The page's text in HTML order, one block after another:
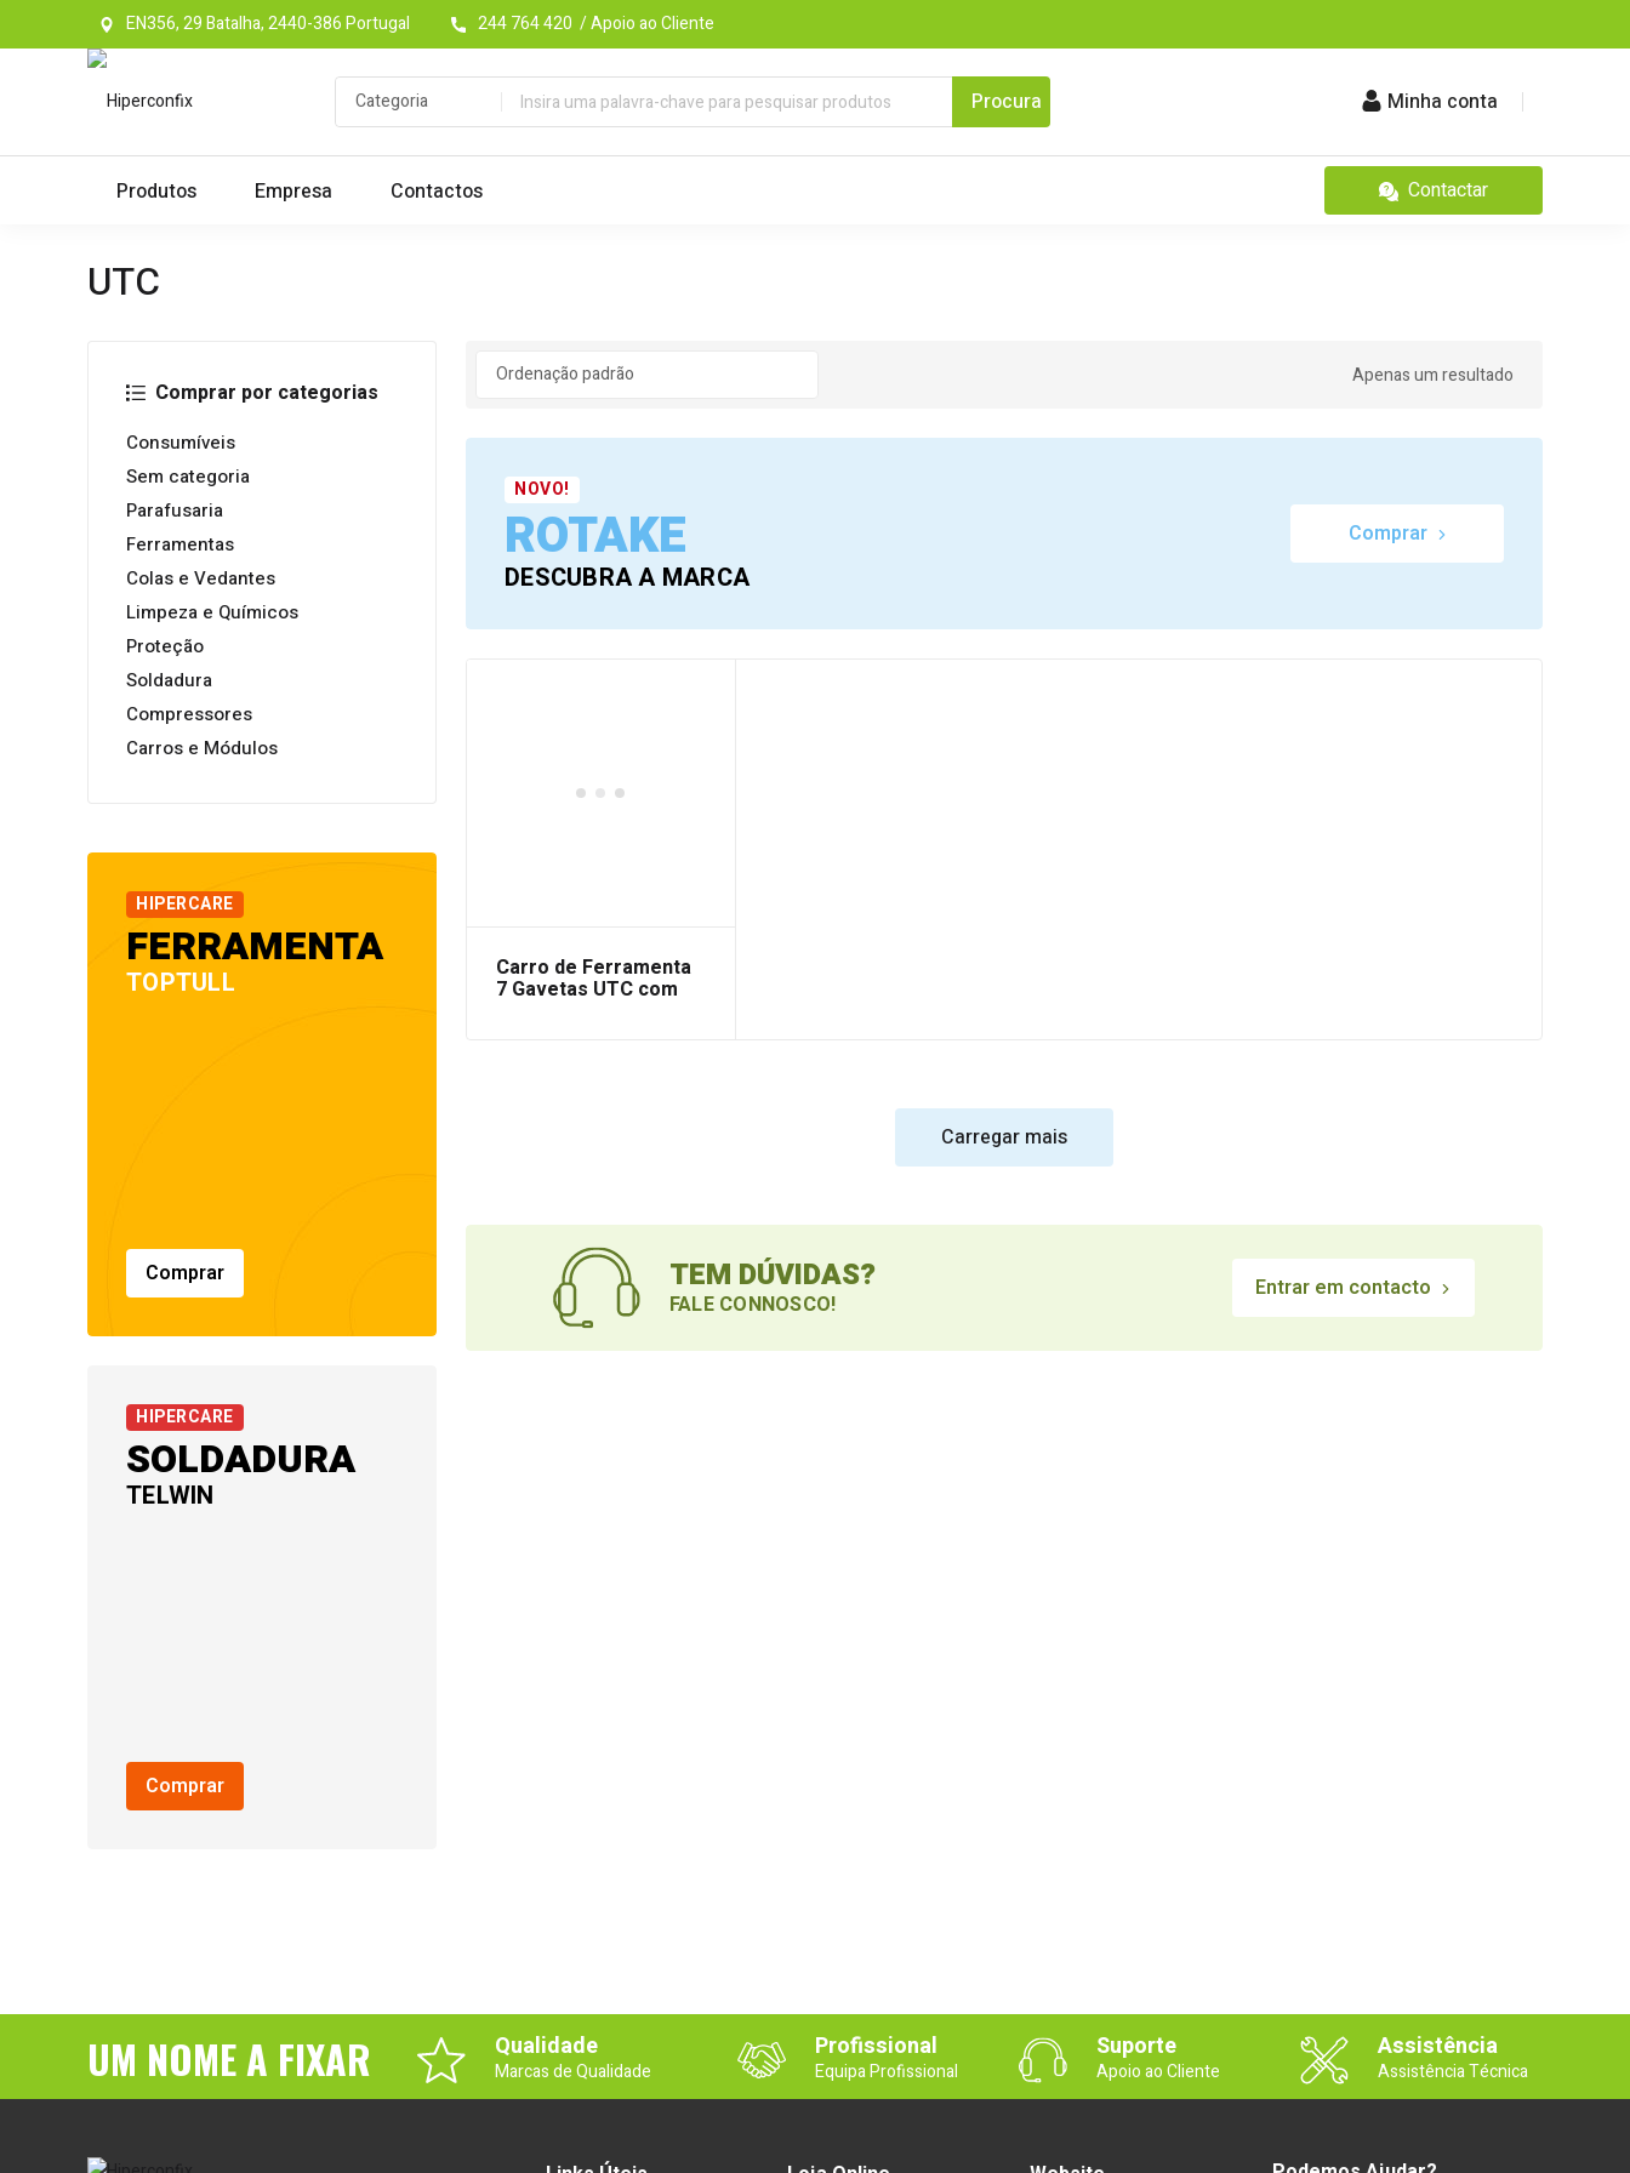
EN356, 29 Batalha, 2440-386 Portugal 244 764 420 / Apoio ao Cliente
Minha conta
Produtos Empresa Contactos Contactar
UTC
Comprar por categorias
Consumíveis
Sem categoria
Parafusaria
Ferramentas
Colas e Vedantes
Limpeza e Químicos
Proteção
Soldadura
Compressores
Carros e Módulos
HIPERCARE
FERRAMENTA
TOPTULL
Comprar
HIPERCARE
SOLDADURA
TELWIN
Comprar
Apenas um resultado
NOVO!
ROTAKE
DESCUBRA A MARCA
Comprar
Carro de Ferramenta
7 Gavetas UTC com
Carregar mais
TEM DÚVIDAS?
FALE CONNOSCO!
Entrar em contacto
UM NOME A FIXAR Qualidade
Marcas de Qualidade
Profissional
Equipa Profissional
Suporte
Apoio ao Cliente
Assistência
Assistência Técnica